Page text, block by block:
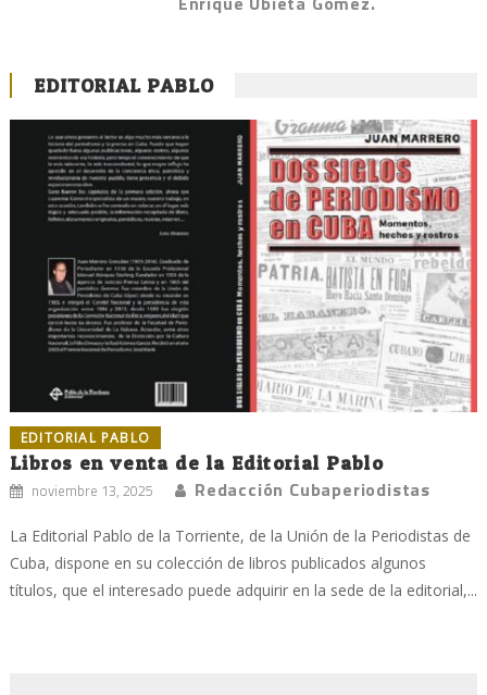
EDITORIAL PABLO
EDITORIAL PABLO
Libros en venta de la Editorial Pablo
noviembre 13, 2025 Redacción Cubaperiodistas
La Editorial Pablo de la Torriente, de la Unión de la Periodistas de
Cuba, dispone en su colección de libros publicados algunos
títulos, que el interesado puede adquirir en la sede de la editorial,...